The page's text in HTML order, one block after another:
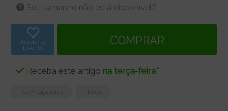
Seu tamanho não está disponível?
Adicionar
favorito
Receba este artigo na terça-feira*